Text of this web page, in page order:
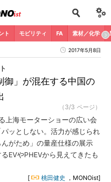
ト モビリティ FA 素材／化学
2017年5月8日
御」が混在する中国の
（3/3 ページ）
上海モーターショーの広い会
ッとしない。活力が感じられ
がため」の量産仕様の展示
EVやPHEVから見えてきたも
[ 桃田健史
，MONOist]